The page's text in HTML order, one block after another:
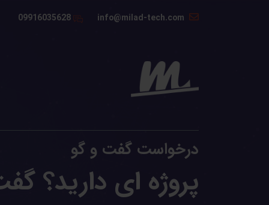
09916035628
درخواست گفت و گو
پروژه ای دارید؟